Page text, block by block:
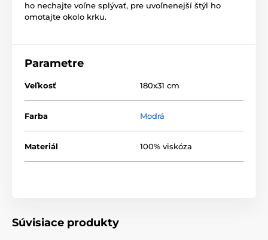
ho nechajte voľne splývať, pre uvoľnenejší štýl ho
omotajte okolo krku.
Parametre
Veľkosť 180x31 cm
Farba Modrá
Materiál 100% viskóza
Súvisiace produkty